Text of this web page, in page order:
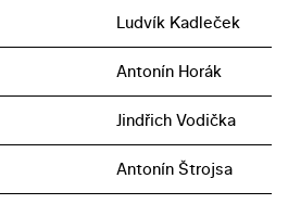
Ludvík Kadleček
Antonín Horák
Jindřich Vodička
Antonín Štrojsa